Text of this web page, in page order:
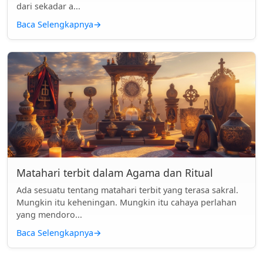
dari sekadar a...
Baca Selengkapnya→
Matahari terbit dalam Agama dan Ritual
Ada sesuatu tentang matahari terbit yang terasa sakral.
Mungkin itu keheningan. Mungkin itu cahaya perlahan
yang mendoro...
Baca Selengkapnya→